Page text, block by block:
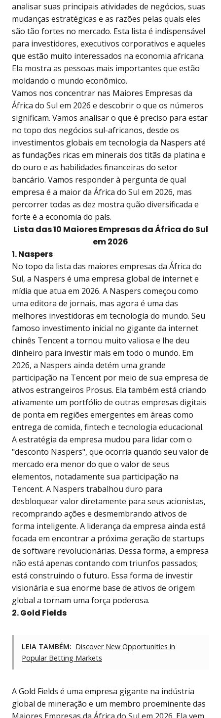
analisar suas principais atividades de negócios, suas
mudanças estratégicas e as razões pelas quais eles
são tão fortes no mercado. Esta lista é indispensável
para investidores, executivos corporativos e aqueles
que estão muito interessados na economia africana.
Ela mostra as pessoas mais importantes que estão
moldando o mundo econômico.
Vamos nos concentrar nas Maiores Empresas da
África do Sul em 2026 e descobrir o que os números
significam. Vamos analisar o que é preciso para estar
no topo dos negócios sul-africanos, desde os
investimentos globais em tecnologia da Naspers até
as fundações ricas em minerais dos titãs da platina e
do ouro e as habilidades financeiras do setor
bancário. Vamos responder à pergunta de qual
empresa é a maior da África do Sul em 2026, mas
percorrer todas as dez mostra quão diversificada e
forte é a economia do país.
Lista das 10 Maiores Empresas da África do Sul
em 2026
1. Naspers
No topo da lista das maiores empresas da África do
Sul, a Naspers é uma empresa global de internet e
mídia que atua em 2026. A Naspers começou como
uma editora de jornais, mas agora é uma das
melhores investidoras em tecnologia do mundo. Seu
famoso investimento inicial no gigante da internet
chinês Tencent a tornou muito valiosa e lhe deu
dinheiro para investir mais em todo o mundo. Em
2026, a Naspers ainda detém uma grande
participação na Tencent por meio de sua empresa de
ativos estrangeiros Prosus. Ela também está criando
ativamente um portfólio de outras empresas digitais
de ponta em regiões emergentes em áreas como
entrega de comida, fintech e tecnologia educacional.
A estratégia da empresa mudou para lidar com o
"desconto Naspers", que ocorria quando seu valor de
mercado era menor do que o valor de seus
elementos, notadamente sua participação na
Tencent. A Naspers trabalhou duro para
desbloquear valor diretamente para seus acionistas,
recomprando ações e desmembrando ativos de
forma inteligente. A liderança da empresa ainda está
focada em encontrar a próxima geração de startups
de software revolucionárias. Dessa forma, a empresa
não está apenas contando com triunfos passados;
está construindo o futuro. Essa forma de investir
visionária e sua enorme base de ativos de origem
global a tornam uma força poderosa.
2. Gold Fields
LEIA TAMBÉM: Discover New Opportunities in
Popular Betting Markets
A Gold Fields é uma empresa gigante na indústria
global de mineração e um membro proeminente das